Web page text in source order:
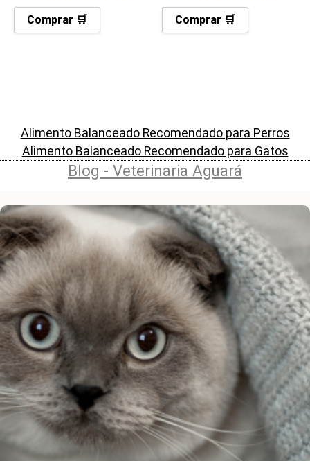
Comprar 🛒 Comprar 🛒
Alimento Balanceado Recomendado para Perros
Alimento Balanceado Recomendado para Gatos
Blog - Veterinaria Aguará